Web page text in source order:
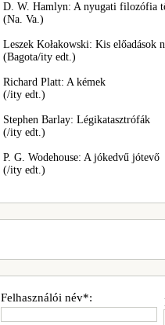
D. W. Hamlyn: A nyugati filozófia
(Na. Va.)
Leszek Kołakowski: Kis előadások
(Bagota/ity edt.)
Richard Platt: A kémek
(/ity edt.)
Stephen Barlay: Légikatasztrófák
(/ity edt.)
P. G. Wodehouse: A jókedvű jótevő
(/ity edt.)
Felhasználói név*: